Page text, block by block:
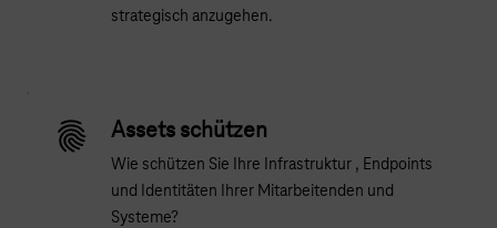
strategisch anzugehen.
Assets schützen
Wie schützen Sie Ihre Infrastruktur , Endpoints
und Identitäten Ihrer Mitarbeitenden und
Systeme?